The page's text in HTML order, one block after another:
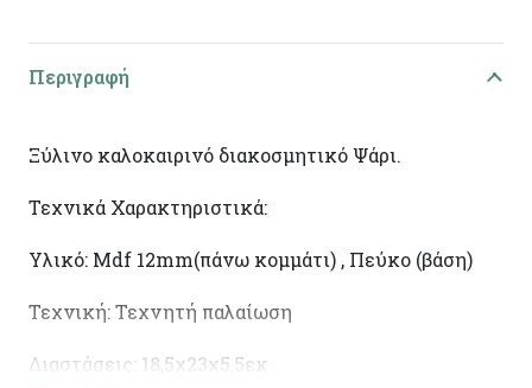
Περιγραφή
Ξύλινο καλοκαιρινό διακοσμητικό Ψάρι.
Τεχνικά Χαρακτηριστικά:
Υλικό: Mdf 12mm(πάνω κομμάτι) , Πεύκο (βάση)
Τεχνική: Τεχνητή παλαίωση
Διαστάσεις: 18,5χ23χ5,5εκ